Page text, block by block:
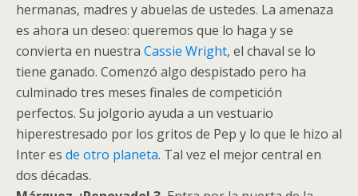
hermanas, madres y abuelas de ustedes. La amenaza
es ahora un deseo: queremos que lo haga y se
convierta en nuestra Cassie Wright, el chaval se lo
tiene ganado. Comenzó algo despistado pero ha
culminado tres meses finales de competición
perfectos. Su jolgorio ayuda a un vestuario
hiperestresado por los gritos de Pep y lo que le hizo al
Inter es de otro planeta. Tal vez el mejor central en
dos décadas.